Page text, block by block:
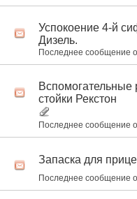
Успокоение 4-й
Дизель.
Последнее сообщение
Вспомогательные
стойки Рекстон
Последнее сообщение
Запаска для
Последнее сообщение